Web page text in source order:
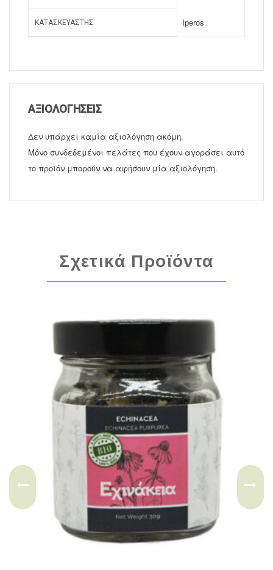
ΚΑΤΑΣΚΕΥΑΣΤΉΣ Iperos
ΑΞΙΟΛΟΓΉΣΕΙΣ
Δεν υπάρχει καμία αξιολόγηση ακόμη.
Μόνο συνδεδεμένοι πελάτες που έχουν αγοράσει αυτό
το προϊόν μπορούν να αφήσουν μία αξιολόγηση.
Σχετικά Προϊόντα